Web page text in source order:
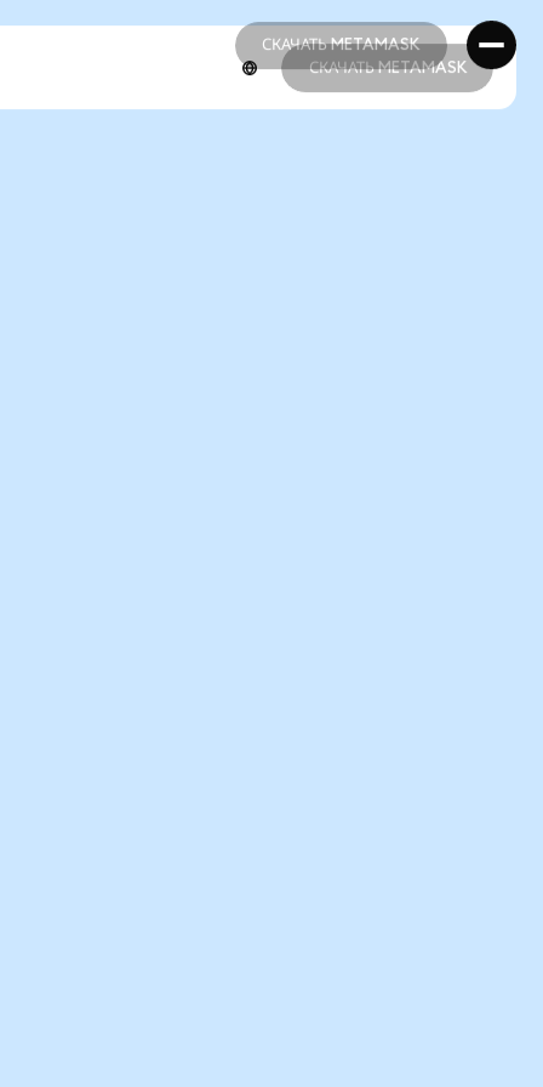
СКАЧАТЬ METAMASK
СКАЧАТЬ METAMASK
СКАЧАТЬ METAMASK